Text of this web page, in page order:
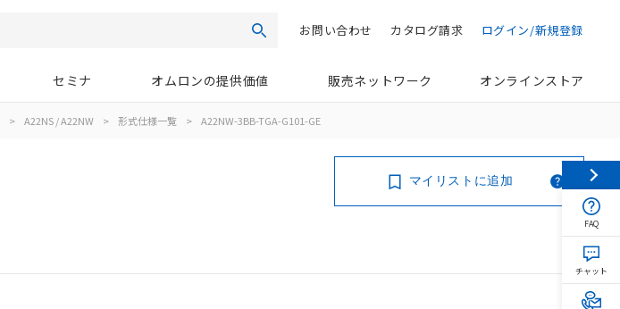
検索 ログイン/新規登録
カタログ請求
お問い合わせ
セミナ オムロンの提供価値 販売ネットワーク オンラインストア
> A22NS / A22NW > 形式仕様一覧 > A22NW-3BB-TGA-G101-GE
マイリストに追加
FAQ
チャット